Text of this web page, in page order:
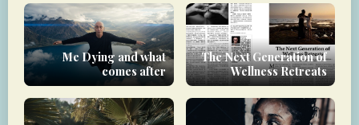
The Next Generation of
Wellness Retreats
Me Dying and what
comes after